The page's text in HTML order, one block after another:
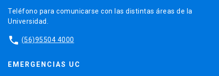
Teléfono para comunicarse con las distintas áreas de la
Universidad.
phone (56)95504 4000
EMERGENCIAS UC